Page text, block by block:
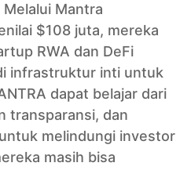
Mantra
$108 juta, mereka
RWA dan DeFi
infrastruktur inti untuk
dapat belajar dari
transparansi, dan
melindungi investor
masih bisa